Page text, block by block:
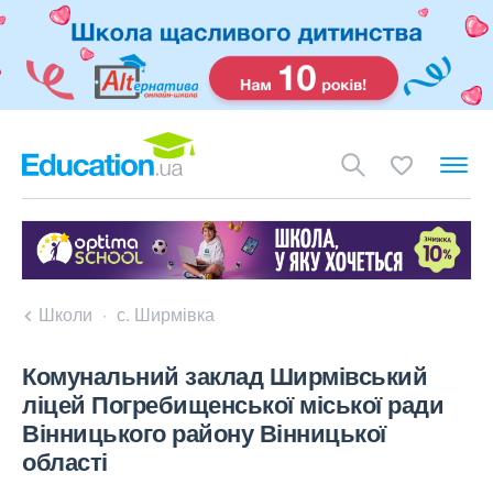
Школи с. Ширмівка
Комунальний заклад Ширмівський
ліцей Погребищенської міської ради
Вінницького району Вінницької
області